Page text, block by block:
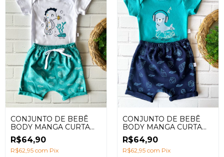
CONJUNTO DE BEBÊ
BODY MANGA CURTA
CAVALO MARINHO
VERDE ÁGUA
R$64,90
R$62,95 com Pix
CONJUNTO DE BEBÊ
BODY MANGA CURTA
FOCA VERDE E AZUL
MARINHO
R$64,90
R$62,95 com Pix